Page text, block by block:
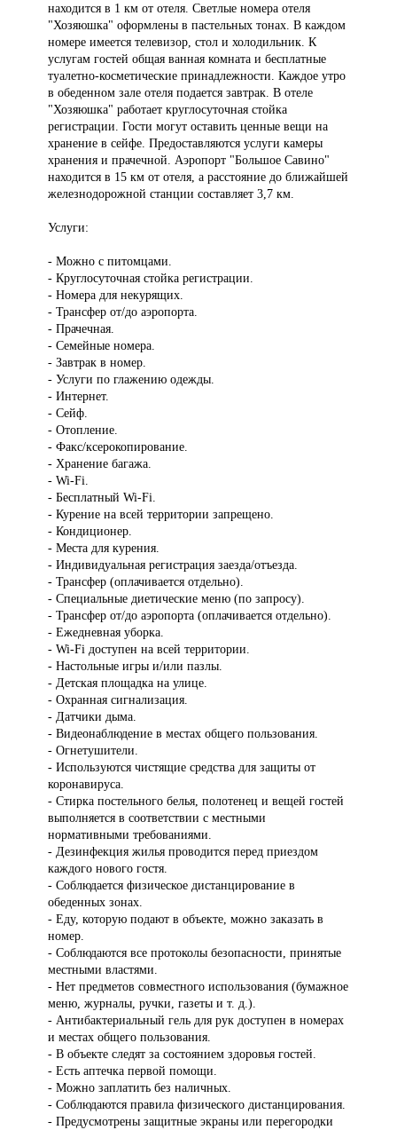
находится в 1 км от отеля. Светлые номера отеля
"Хозяюшка" оформлены в пастельных тонах. В каждом
номере имеется телевизор, стол и холодильник. К
услугам гостей общая ванная комната и бесплатные
туалетно-косметические принадлежности. Каждое утро
в обеденном зале отеля подается завтрак. В отеле
"Хозяюшка" работает круглосуточная стойка
регистрации. Гости могут оставить ценные вещи на
хранение в сейфе. Предоставляются услуги камеры
хранения и прачечной. Аэропорт "Большое Савино"
находится в 15 км от отеля, а расстояние до ближайшей
железнодорожной станции составляет 3,7 км.
Услуги:
- Можно с питомцами.
- Круглосуточная стойка регистрации.
- Номера для некурящих.
- Трансфер от/до аэропорта.
- Прачечная.
- Семейные номера.
- Завтрак в номер.
- Услуги по глажению одежды.
- Интернет.
- Сейф.
- Отопление.
- Факс/ксерокопирование.
- Хранение багажа.
- Wi-Fi.
- Бесплатный Wi-Fi.
- Курение на всей территории запрещено.
- Кондиционер.
- Места для курения.
- Индивидуальная регистрация заезда/отъезда.
- Трансфер (оплачивается отдельно).
- Специальные диетические меню (по запросу).
- Трансфер от/до аэропорта (оплачивается отдельно).
- Ежедневная уборка.
- Wi-Fi доступен на всей территории.
- Настольные игры и/или пазлы.
- Детская площадка на улице.
- Охранная сигнализация.
- Датчики дыма.
- Видеонаблюдение в местах общего пользования.
- Огнетушители.
- Используются чистящие средства для защиты от
коронавируса.
- Стирка постельного белья, полотенец и вещей гостей
выполняется в соответствии с местными
нормативными требованиями.
- Дезинфекция жилья проводится перед приездом
каждого нового гостя.
- Соблюдается физическое дистанцирование в
обеденных зонах.
- Еду, которую подают в объекте, можно заказать в
номер.
- Соблюдаются все протоколы безопасности, принятые
местными властями.
- Нет предметов совместного использования (бумажное
меню, журналы, ручки, газеты и т. д.).
- Антибактериальный гель для рук доступен в номерах
и местах общего пользования.
- В объекте следят за состоянием здоровья гостей.
- Есть аптечка первой помощи.
- Можно заплатить без наличных.
- Соблюдаются правила физического дистанцирования.
- Предусмотрены защитные экраны или перегородки